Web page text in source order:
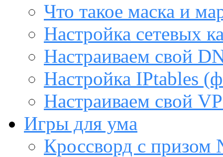
Что такое маска и
Настройка сетевых
Настраиваем свой
Настройка IPtables
Настраиваем свой
Игры для ума
Кроссворд с